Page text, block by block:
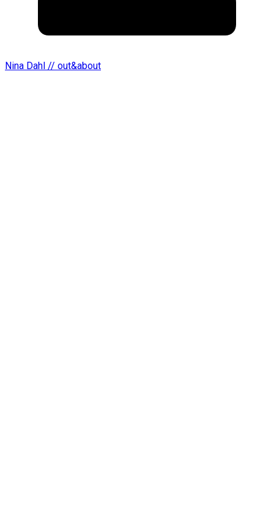
Nina Dahl // out&about